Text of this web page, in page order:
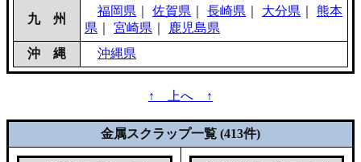
九 州
福岡県 佐賀県 長崎県 大分県
熊本
県
宮崎県
鹿児島県
沖 縄
沖縄県
↑ 上へ ↑
金属スクラップ一覧 (413件)